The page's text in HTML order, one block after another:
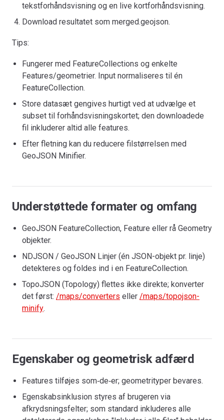
tekstforhåndsvisning og en live kortforhåndsvisning.
Download resultatet som merged.geojson.
Tips:
Fungerer med FeatureCollections og enkelte
Features/geometrier. Input normaliseres til én
FeatureCollection.
Store datasæt gengives hurtigt ved at udvælge et
subset til forhåndsvisningskortet; den downloadede
fil inkluderer altid alle features.
Efter fletning kan du reducere filstørrelsen med
GeoJSON Minifier.
Understøttede formater og omfang
GeoJSON FeatureCollection, Feature eller rå Geometry
objekter.
NDJSON / GeoJSON Linjer (én JSON-objekt pr. linje)
detekteres og foldes ind i en FeatureCollection.
TopoJSON (Topology) flettes ikke direkte; konverter
det først: /maps/converters eller /maps/topojson-
minify.
Egenskaber og geometrisk adfærd
Features tilføjes som‑de‑er; geometrityper bevares.
Egenskabsinklusion styres af brugeren via
afkrydsningsfelter; som standard inkluderes alle